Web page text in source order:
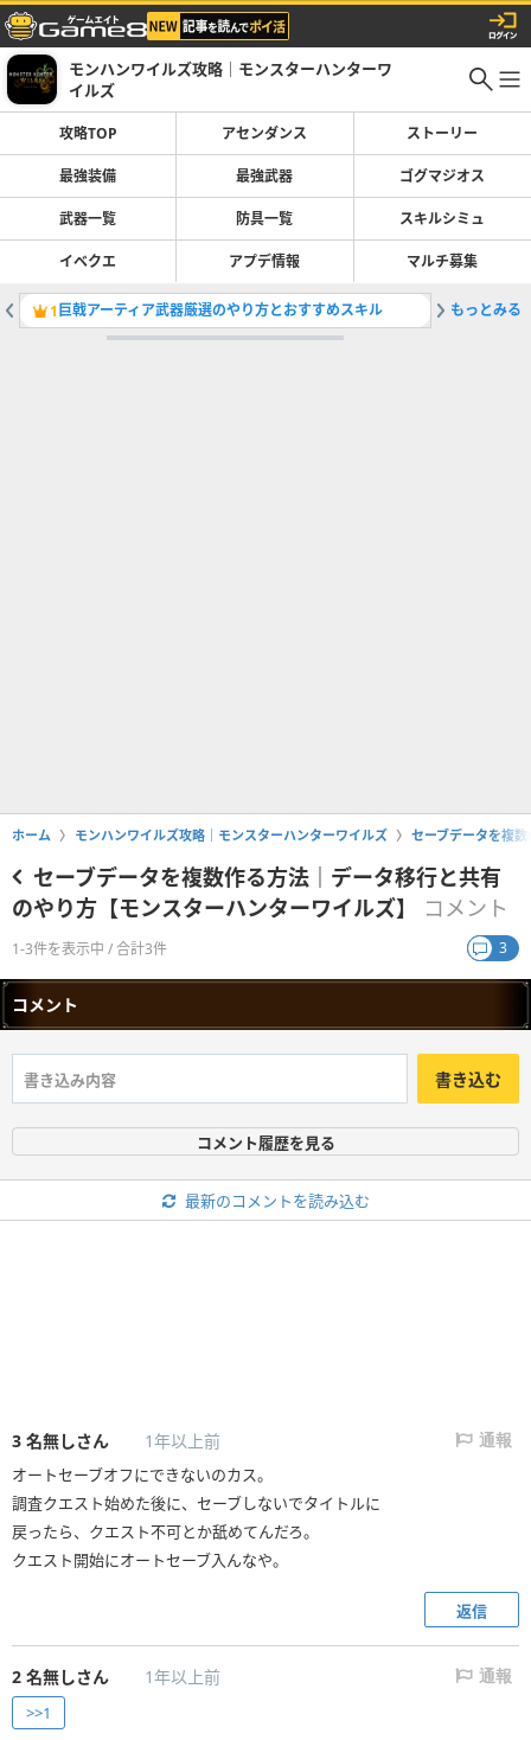
モンハンワイルズ攻略｜モンスターハンターワ
イルズ
攻略TOP アセンダンス ストーリー
最強装備 最強武器 ゴグマジオス
武器一覧 防具一覧 スキルシミュ
イベクエ アプデ情報 マルチ募集
1巨戟アーティア武器厳選のやり方とおすすめスキル 2最強装
もっとみる
ホーム モンハンワイルズ攻略｜モンスターハンターワイルズ セーブデータを複
セーブデータを複数作る方法｜データ移行と共有
のやり方【モンスターハンターワイルズ】
コメント
1-3件を表示中 / 合計3件 3
コメント
書き込む
コメント履歴を見る
最新のコメントを読み込む
3 名無しさん 1年以上前 通報
オートセーブオフにできないのカス。
調査クエスト始めた後に、セーブしないでタイトルに
戻ったら、クエスト不可とか舐めてんだろ。
クエスト開始にオートセーブ入んなや。
返信
2 名無しさん 1年以上前 通報
>>1